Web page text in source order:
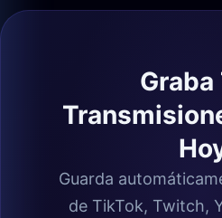
Graba
Guarda
de TikTok, Twitch,